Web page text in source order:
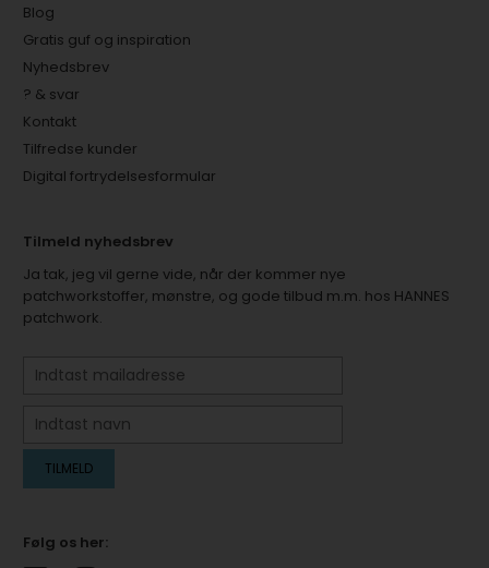
Blog
Gratis guf og inspiration
Nyhedsbrev
? & svar
Kontakt
Tilfredse kunder
Digital fortrydelsesformular
Tilmeld nyhedsbrev
Ja tak, jeg vil gerne vide, når der kommer nye
patchworkstoffer, mønstre, og gode tilbud m.m. hos HANNES
patchwork.
Følg os her: